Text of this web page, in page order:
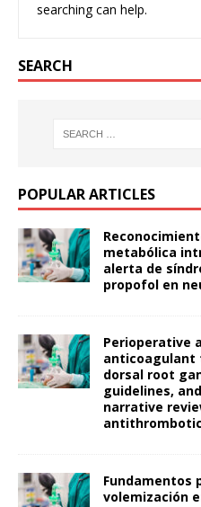
searching can help.
SEARCH
POPULAR ARTICLES
metabólica
alerta de
propofol en
Perioperative
anticoagulant
dorsal root
guidelines,
narrative
Fundamentos
volemización